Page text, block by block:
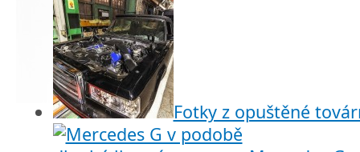
Fotky z opuštěné